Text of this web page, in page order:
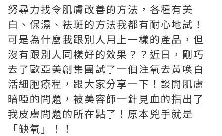
努尋力找令肌膚改善的方法，各種有美
白、保濕、袪斑的方法我都有耐心地試！
可是為什麼我跟別人用上一樣的產品，但
沒有跟別人同樣好的效果？？近日，剛巧
去了歐亞美創集團試了一個注氧去黃喚白
活細胞療程，跟大家分享一下！談開肌膚
暗啞的問題，被美容師一針見血的指出了
我皮膚問題的所在點了！原本兇手就是
「缺氧」！！